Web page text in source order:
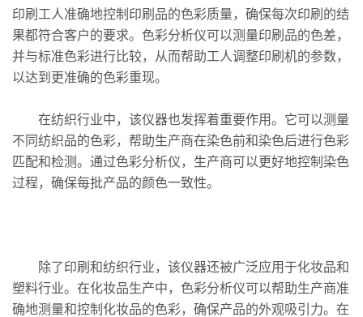
印刷工人准确地控制印刷品的色彩质量，确保每次印刷的结
果都符合客户的要求。色彩分析仪可以测量印刷品的色差，
并与标准色彩进行比较，从而帮助工人调整印刷机的参数，
以达到更准确的色彩重现。
在纺织行业中，该仪器也发挥着重要作用。它可以测量
不同纺织品的色彩，帮助生产商在染色前和染色后进行色彩
匹配和检测。通过色彩分析仪，生产商可以更好地控制染色
过程，确保每批产品的颜色一致性。
除了印刷和纺织行业，该仪器还被广泛应用于化妆品和
塑料行业。在化妆品生产中，色彩分析仪可以帮助生产商准
确地测量和控制化妆品的色彩，确保产品的外观吸引力。在